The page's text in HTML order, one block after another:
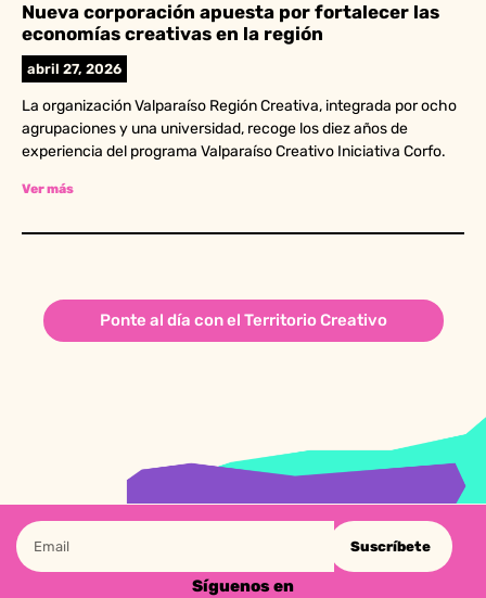
Nueva corporación apuesta por fortalecer las
economías creativas en la región
abril 27, 2026
La organización Valparaíso Región Creativa, integrada por ocho
agrupaciones y una universidad, recoge los diez años de
experiencia del programa Valparaíso Creativo Iniciativa Corfo.
Ver más
Ponte al día con el Territorio Creativo
Suscríbete
Síguenos en